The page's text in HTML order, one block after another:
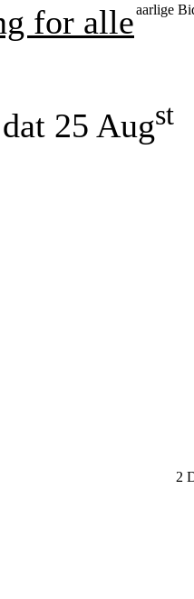
for alleaarlige
25 Augst
2